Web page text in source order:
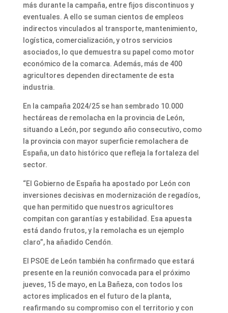
más durante la campaña, entre fijos discontinuos y
eventuales. A ello se suman cientos de empleos
indirectos vinculados al transporte, mantenimiento,
logística, comercialización, y otros servicios
asociados, lo que demuestra su papel como motor
económico de la comarca. Además, más de 400
agricultores dependen directamente de esta
industria.
En la campaña 2024/25 se han sembrado 10.000
hectáreas de remolacha en la provincia de León,
situando a León, por segundo año consecutivo, como
la provincia con mayor superficie remolachera de
España, un dato histórico que refleja la fortaleza del
sector.
“El Gobierno de España ha apostado por León con
inversiones decisivas en modernización de regadíos,
que han permitido que nuestros agricultores
compitan con garantías y estabilidad. Esa apuesta
está dando frutos, y la remolacha es un ejemplo
claro”, ha añadido Cendón.
El PSOE de León también ha confirmado que estará
presente en la reunión convocada para el próximo
jueves, 15 de mayo, en La Bañeza, con todos los
actores implicados en el futuro de la planta,
reafirmando su compromiso con el territorio y con